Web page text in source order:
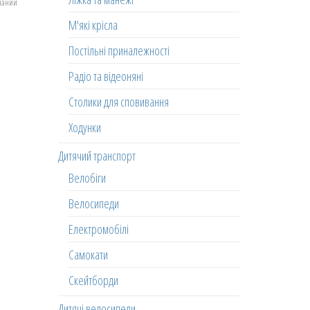
М'які крісла
Постільні приналежності
Радіо та відеоняні
Столики для сповивання
Ходунки
Дитячий транспорт
Велобіги
Велосипеди
Електромобілі
Самокати
Скейтборди